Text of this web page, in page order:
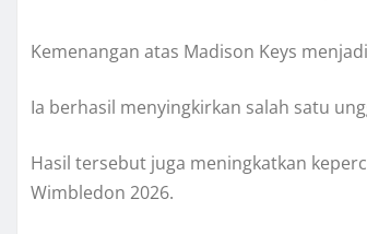
Kemenangan atas Madison Keys
Ia berhasil menyingkirkan salah satu
Hasil tersebut juga meningkatkan
Wimbledon 2026.